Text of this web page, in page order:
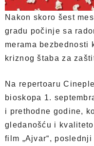
Nakon skoro šest
gradu počinje sa
merama bezbednosti
kriznog štaba za
Na repertoaru
bioskopa 1.
i prethodne godine,
gledanošću i
film „Ajvar“,